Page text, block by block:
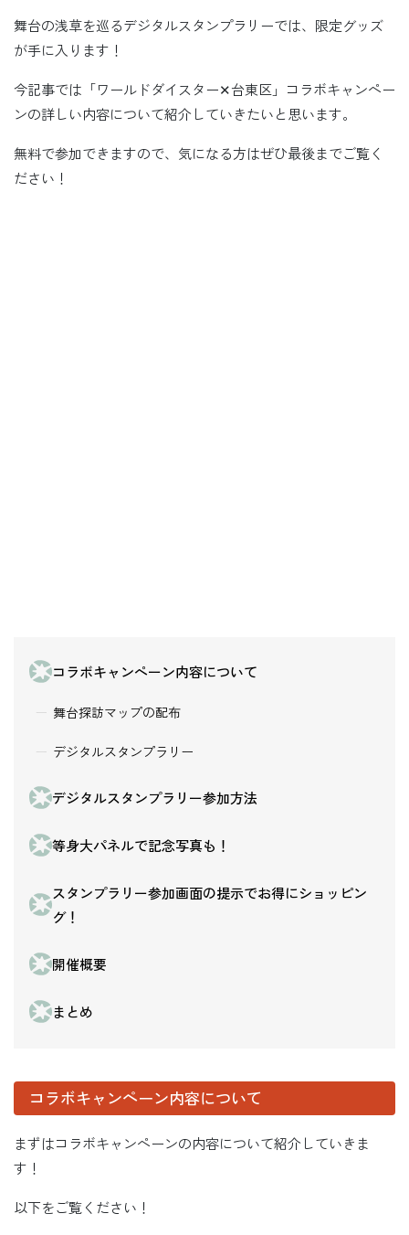
舞台の浅草を巡るデジタルスタンプラリーでは、限定グッズ
が手に入ります！
今記事では「ワールドダイスター✕台東区」コラボキャンペー
ンの詳しい内容について紹介していきたいと思います。
無料で参加できますので、気になる方はぜひ最後までご覧く
ださい！
コラボキャンペーン内容について
舞台探訪マップの配布
デジタルスタンプラリー
デジタルスタンプラリー参加方法
等身大パネルで記念写真も！
スタンプラリー参加画面の提示でお得にショッピン
グ！
開催概要
まとめ
コラボキャンペーン内容について
まずはコラボキャンペーンの内容について紹介していきま
す！
以下をご覧ください！